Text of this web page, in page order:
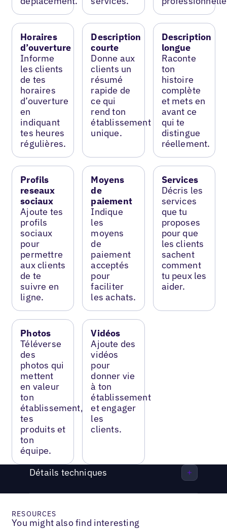
Horaires
d’ouverture
Informe
les clients
de tes
horaires
d’ouverture
en
indiquant
tes heures
régulières.
Description
courte
Donne aux
clients un
résumé
rapide de
ce qui
rend ton
établissement
unique.
Description
longue
Raconte
ton
histoire
complète
et mets en
avant ce
qui te
distingue
réellement.
Profils
reseaux
sociaux
Ajoute tes
profils
sociaux
pour
permettre
aux clients
de te
suivre en
ligne.
Moyens
de
paiement
Indique
les
moyens
de
paiement
acceptés
pour
faciliter
les achats.
Services
Décris les
services
que tu
proposes
pour que
les clients
sachent
comment
tu peux les
aider.
Photos
Téléverse
des
photos qui
mettent
en valeur
ton
établissement,
tes
produits et
ton
équipe.
Vidéos
Ajoute des
vidéos
pour
donner vie
à ton
établissement
et engager
les
clients.
Détails techniques
RESOURCES
You might also find interesting